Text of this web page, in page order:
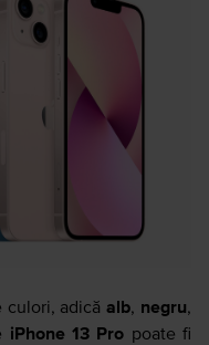
culori, adicăalb, negru,
iPhone 13 Pro poate fi